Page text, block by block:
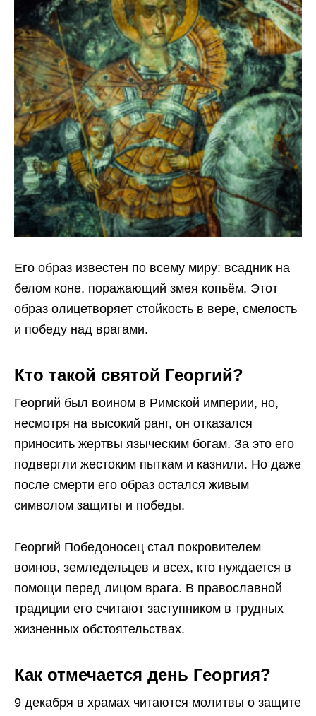
Его образ известен по всему миру: всадник на
белом коне, поражающий змея копьём. Этот
образ олицетворяет стойкость в вере, смелость
и победу над врагами.
Кто такой святой Георгий?
Георгий был воином в Римской империи, но,
несмотря на высокий ранг, он отказался
приносить жертвы языческим богам. За это его
подвергли жестоким пыткам и казнили. Но даже
после смерти его образ остался живым
символом защиты и победы.
Георгий Победоносец стал покровителем
воинов, земледельцев и всех, кто нуждается в
помощи перед лицом врага. В православной
традиции его считают заступником в трудных
жизненных обстоятельствах.
Как отмечается день Георгия?
9 декабря в храмах читаются молитвы о защите